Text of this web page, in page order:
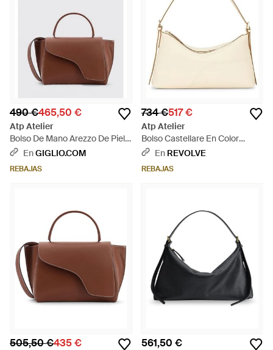
490 €465,50 €
Atp Atelier
Bolso De Mano Arezzo De Piel -
Marrón
EnGIGLIO.COM
REBAJAS
734 €517 €
Atp Atelier
Bolso Castellare En Color
Crema Talla - Blanco
En REVOLVE
REBAJAS
505,50 €435 € 561,50 €